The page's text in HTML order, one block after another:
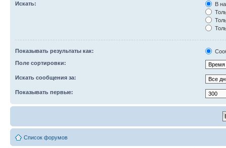
Искать:
В
Показывать результаты как:
Поле сортировки:
Искать сообщения за:
Показывать первые:
Список форумов